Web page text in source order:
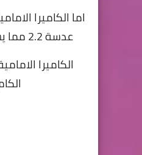
عدسة 2.2 مما يساعد علي التصوير في الإضاءة الضعيفة وحجم البيكسلات الكبير ينتج صور غنية بالتفاصيل